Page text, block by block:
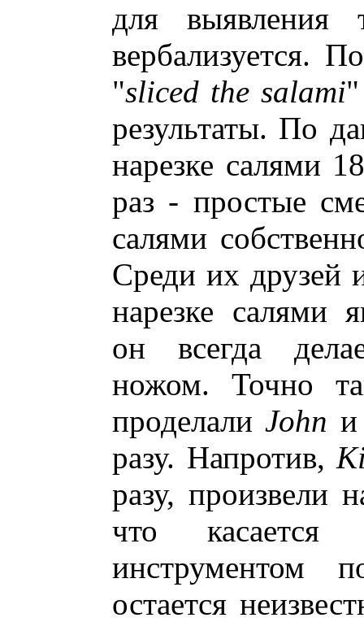
для выявления
вербализуется.
"sliced the salami
результаты. По
нарезке салями
раз - простые
салями
Среди их друзей
нарезке салями
он всегда
ножом. Точно
проделалиJohn
разу. Напротив,
разу, произвели
что
инструментом
остается